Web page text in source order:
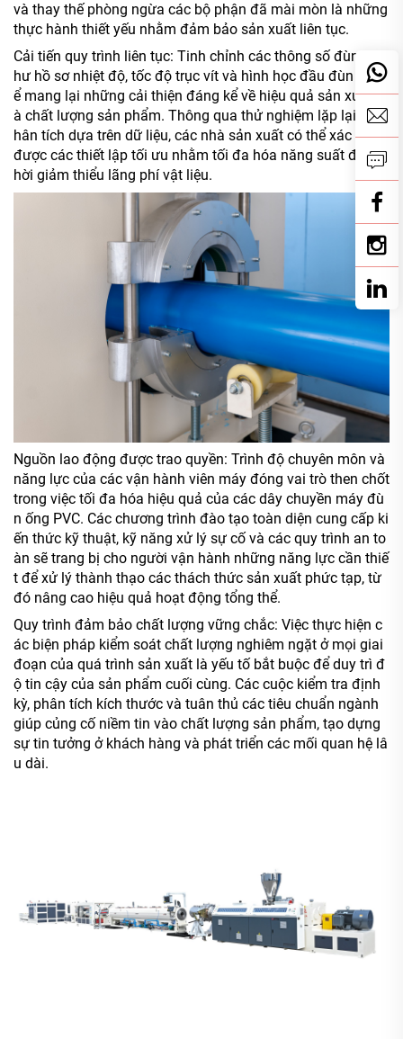
và thay thế phòng ngừa các bộ phận đã mài mòn là những
thực hành thiết yếu nhằm đảm bảo sản xuất liên tục.
Cải tiến quy trình liên tục: Tinh chỉnh các thông số đùn ép n
hư hồ sơ nhiệt độ, tốc độ trục vít và hình học đầu đùn có th
ể mang lại những cải thiện đáng kể về hiệu quả sản xuất v
à chất lượng sản phẩm. Thông qua thử nghiệm lặp lại và p
hân tích dựa trên dữ liệu, các nhà sản xuất có thể xác định
được các thiết lập tối ưu nhằm tối đa hóa năng suất đồng t
hời giảm thiểu lãng phí vật liệu.
Nguồn lao động được trao quyền: Trình độ chuyên môn và
năng lực của các vận hành viên máy đóng vai trò then chốt
trong việc tối đa hóa hiệu quả của các dây chuyền máy đù
n ống PVC. Các chương trình đào tạo toàn diện cung cấp ki
ến thức kỹ thuật, kỹ năng xử lý sự cố và các quy trình an to
àn sẽ trang bị cho người vận hành những năng lực cần thiế
t để xử lý thành thạo các thách thức sản xuất phức tạp, từ
đó nâng cao hiệu quả hoạt động tổng thể.
Quy trình đảm bảo chất lượng vững chắc: Việc thực hiện c
ác biện pháp kiểm soát chất lượng nghiêm ngặt ở mọi giai
đoạn của quá trình sản xuất là yếu tố bắt buộc để duy trì đ
ộ tin cậy của sản phẩm cuối cùng. Các cuộc kiểm tra định
kỳ, phân tích kích thước và tuân thủ các tiêu chuẩn ngành
giúp củng cố niềm tin vào chất lượng sản phẩm, tạo dựng
sự tin tưởng ở khách hàng và phát triển các mối quan hệ lâ
u dài.